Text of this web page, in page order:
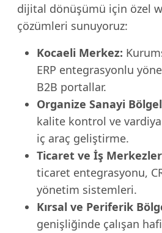
dijital dönüşümü için özel
çözümleri sunuyoruz:
Kocaeli Merkez:
ERP entegrasyonlu
B2B portallar.
Organize Sanayi
kalite kontrol ve
iç araç geliştirme.
Ticaret ve İş
ticaret entegrasyonu,
yönetim sistemleri.
Kırsal ve Periferik
genişliğinde çalışan